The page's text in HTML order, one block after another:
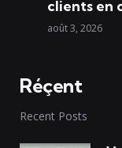
clients en
août 3, 2026
Réçent
Recent Posts